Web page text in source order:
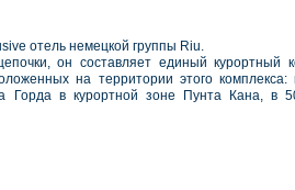
отель немецкой группы Riu.
он составляет единый курортный
на территории этого
Горда в курортной зоне Пунта Кана, в